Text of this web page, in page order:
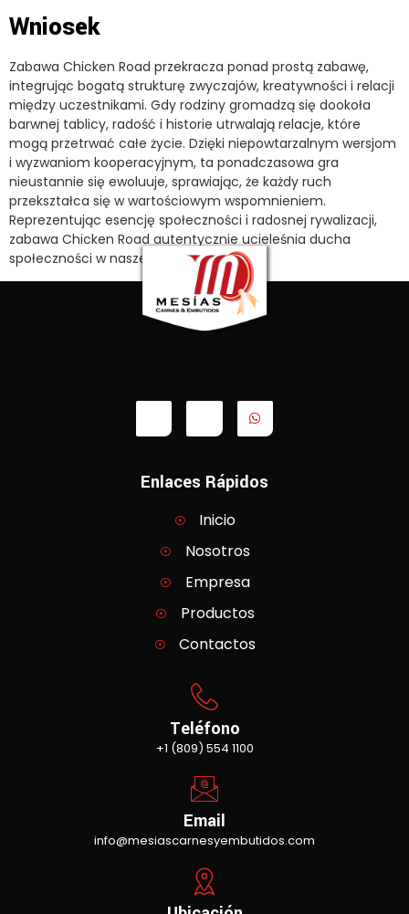
Wniosek
Zabawa Chicken Road przekracza ponad prostą zabawę,
integrując bogatą strukturę zwyczajów, kreatywności i relacji
między uczestnikami. Gdy rodziny gromadzą się dookoła
barwnej tablicy, radość i historie utrwalają relacje, które
mogą przetrwać całe życie. Dzięki niepowtarzalnym wersjom
i wyzwaniom kooperacyjnym, ta ponadczasowa gra
nieustannie się ewoluuje, sprawiając, że każdy ruch
przekształca się w wartościowym wspomnieniem.
Reprezentując esencję społeczności i radosnej rywalizacji,
zabawa Chicken Road autentycznie ucieleśnia ducha
społeczności w naszej tradycji.
Enlaces Rápidos
Inicio
Nosotros
Empresa
Productos
Contactos
Teléfono
+1 (809) 554 1100
Email
info@mesiascarnesyembutidos.com